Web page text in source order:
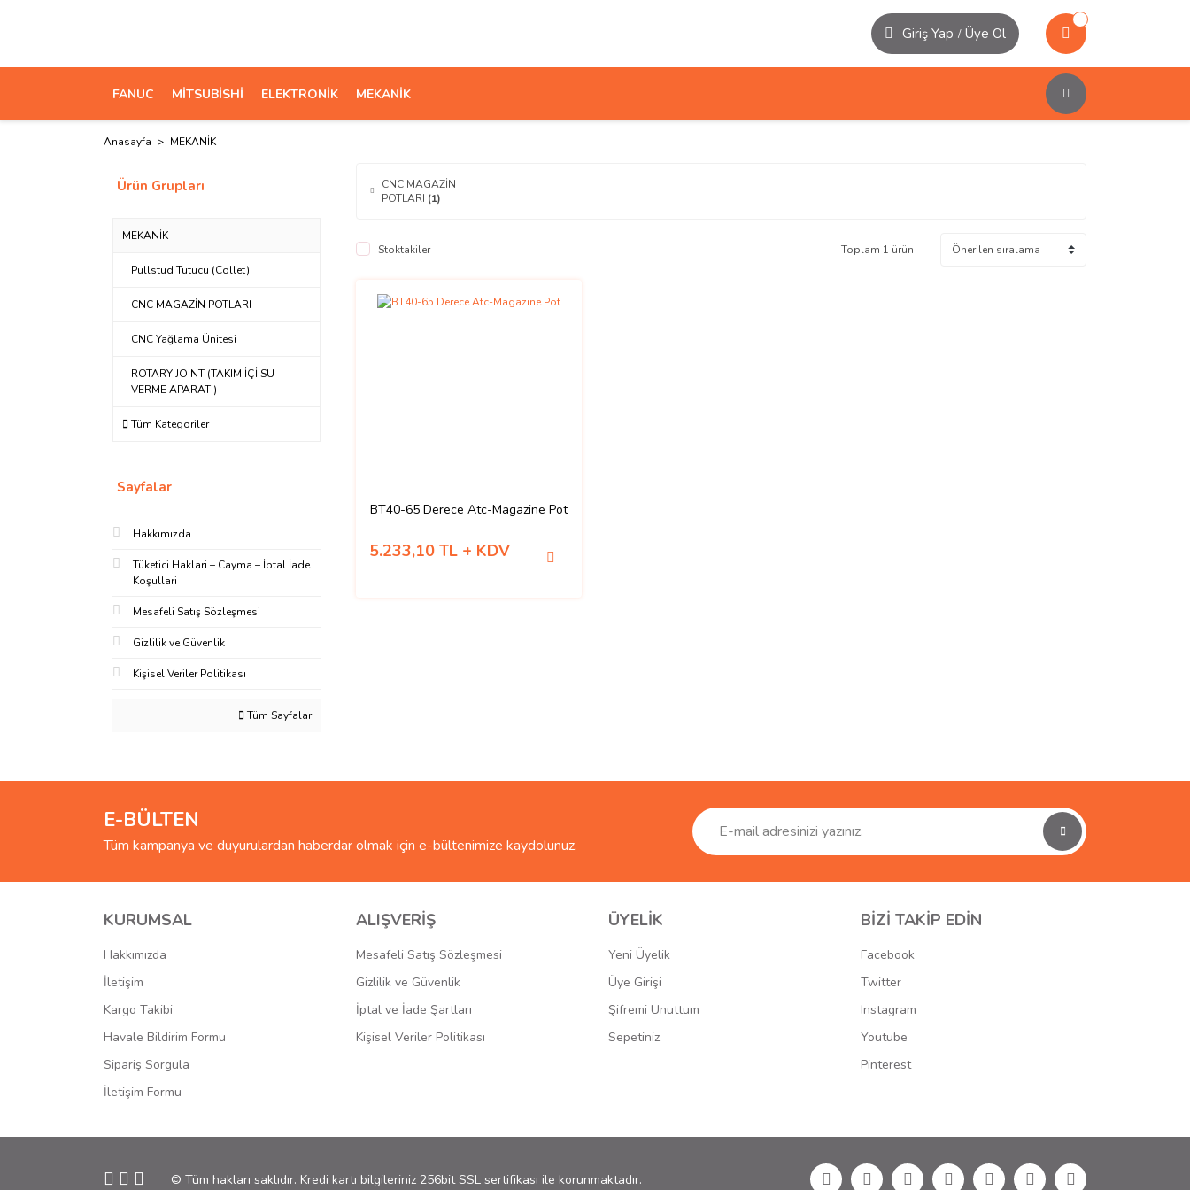
Giriş Yap / Üye Ol
FANUC MİTSUBİSHİ ELEKTRONİK MEKANİK
Anasayfa MEKANİK
Ürün Grupları
MEKANİK
Pullstud Tutucu (Collet)
CNC MAGAZİN POTLARI
CNC Yağlama Ünitesi
ROTARY JOINT (TAKIM İÇİ SU
VERME APARATI)
Tüm Kategoriler
Sayfalar
Hakkımızda
Tüketici Haklari – Cayma – İptal İade
Koşullari
Mesafeli Satış Sözleşmesi
Gizlilik ve Güvenlik
Kişisel Veriler Politikası
Tüm Sayfalar
CNC MAGAZİN
POTLARI (1)
Stoktakiler Toplam 1 ürün
BT40-65 Derece Atc-Magazine Pot
5.233,10 TL + KDV
E-BÜLTEN
Tüm kampanya ve duyurulardan haberdar olmak için e-bültenimize kaydolunuz.
KURUMSAL
Hakkımızda
İletişim
Kargo Takibi
Havale Bildirim Formu
Sipariş Sorgula
İletişim Formu
ALIŞVERİŞ
Mesafeli Satış Sözleşmesi
Gizlilik ve Güvenlik
İptal ve İade Şartları
Kişisel Veriler Politikası
ÜYELİK
Yeni Üyelik
Üye Girişi
Şifremi Unuttum
Sepetiniz
BİZİ TAKİP EDİN
Facebook
Twitter
Instagram
Youtube
Pinterest
© Tüm hakları saklıdır. Kredi kartı bilgileriniz 256bit SSL sertifikası ile korunmaktadır.